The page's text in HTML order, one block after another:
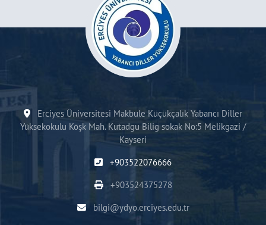
Erciyes Üniversitesi Makbule Küçükçalık Yabancı Diller
Yüksekokulu Köşk Mah. Kutadgu Bilig sokak No:5 Melikgazi /
Kayseri
+903522076666
+903524375278
bilgi@ydyo.erciyes.edu.tr